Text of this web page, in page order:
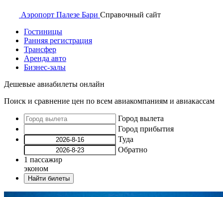
Аэропорт Палезе Бари Справочный сайт
Гостиницы
Ранняя регистрация
Трансфер
Аренда авто
Бизнес-залы
Дешевые авиабилеты онлайн
Поиск и сравнение цен по всем авиакомпаниям и авиакассам
Город вылета
Город прибытия
Туда
Обратно
1 пассажир
эконом
Найти билеты